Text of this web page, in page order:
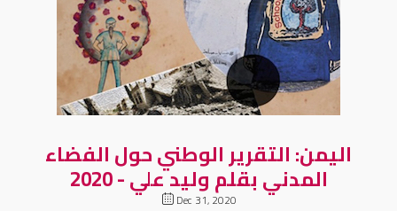
اليمن: التقرير الوطني حول الفضاء
المدني بقلم وليد علي - 2020
Dec 31, 2020